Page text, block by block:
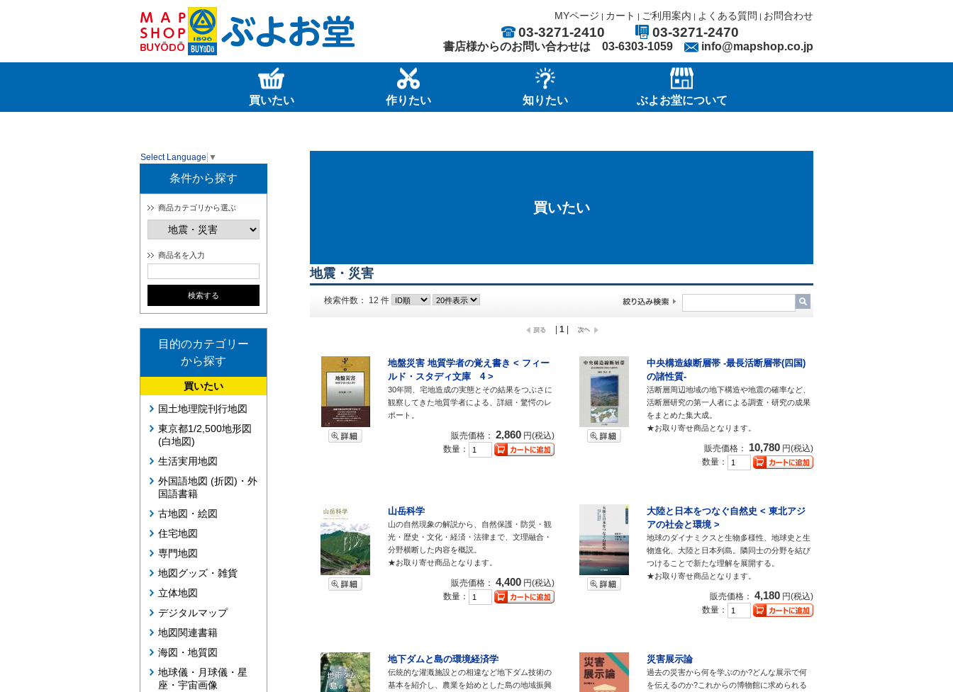
MYページ | カート | ご利用案内 | よくある質問 | お問合わせ
03-3271-2410 03-3271-2470
書店様からのお問い合わせは 03-6303-1059 info@mapshop.co.jp
買いたい 作りたい 知りたい ぶよお堂について
Select Language ▼
条件から探す
商品カテゴリから選ぶ
商品名を入力
目的のカテゴリー
から探す
買いたい
国土地理院刊行地図
東京都1/2,500地形図
(白地図)
生活実用地図
外国語地図 (折図)・外
国語書籍
古地図・絵図
住宅地図
専門地図
地図グッズ・雑貨
立体地図
デジタルマップ
地図関連書籍
海図・地質図
地球儀・月球儀・星
座・宇宙画像
買いたい
地震・災害
検索件数： 12 件
1|
地盤災害 地質学者の覚え書き < フィー
ルド・スタディ文庫 4 >
30年間、宅地造成の実態とその結果をつぶさに
観察してきた地質学者による、詳細・驚愕のレ
ポート。
販売価格： 2,860 円(税込)
数量：
中央構造線断層帯 -最長活断層帯(四国)
の諸性質-
活断層周辺地域の地下構造や地震の確率など、
活断層研究の第一人者による調査・研究の成果
をまとめた集大成。
★お取り寄せ商品となります。
販売価格： 10,780 円(税込)
数量：
山岳科学
山の自然現象の解説から、自然保護・防災・観
光・歴史・文化・経済・法律まで、文理融合・
分野横断した内容を概説。
★お取り寄せ商品となります。
販売価格： 4,400 円(税込)
数量：
大陸と日本をつなぐ自然史 < 東北アジ
アの社会と環境 >
地球のダイナミクスと生物多様性、地球史と生
物進化、大陸と日本列島。隣同士の分野を結び
つけることで新たな理解を展開する。
★お取り寄せ商品となります。
販売価格： 4,180 円(税込)
数量：
地下ダムと島の環境経済学
伝統的な灌漑施設との相違など地下ダム技術の
基本を紹介し、農業を始めとした島の地域振興
災害展示論
過去の災害から何を学ぶのか?どんな展示で何
を伝えるのか?これからの博物館に求められる